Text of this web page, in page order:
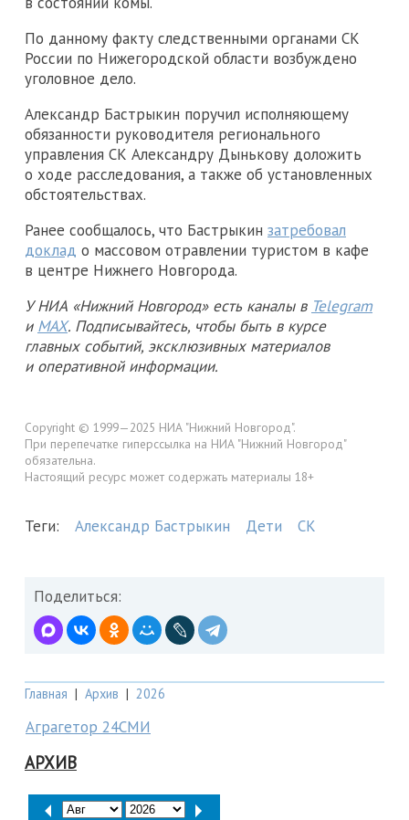
По данному факту следственными органами СК
России по Нижегородской области возбуждено
уголовное дело.
Александр Бастрыкин поручил исполняющему
обязанности руководителя регионального
управления СК Александру Дынькову доложить
о ходе расследования, а также об установленных
обстоятельствах.
Ранее сообщалось, что Бастрыкин затребовал
доклад о массовом отравлении туристом в кафе
в центре Нижнего Новгорода.
У НИА «Нижний Новгород» есть каналы в Telegram
и MAX. Подписывайтесь, чтобы быть в курсе
главных событий, эксклюзивных материалов
и оперативной информации.
Copyright © 1999—2025 НИА "Нижний Новгород".
При перепечатке гиперссылка на НИА "Нижний Новгород"
обязательна.
Настоящий ресурс может содержать материалы 18+
Теги: Александр Бастрыкин Дети СК
Поделиться:
Главная | Архив | 2026
Аграгетор 24СМИ
АРХИВ